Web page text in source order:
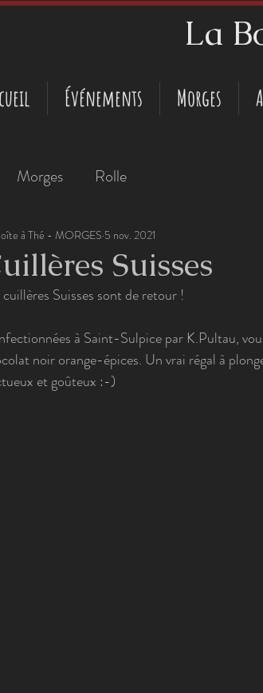
La
Événements Morges
Morges Rolle
Suisses
à Thé - MORGES 5 nov. 2021
cuillères Suisses sont de retour !
à Saint-Sulpice par K.Pultau,
noir orange-épices. Un vrai régal à
et goûteux :-)